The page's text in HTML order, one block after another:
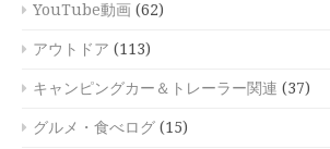
YouTube動画 (62)
アウトドア (113)
キャンピングカー＆トレーラー関連 (37)
グルメ・食べログ (15)